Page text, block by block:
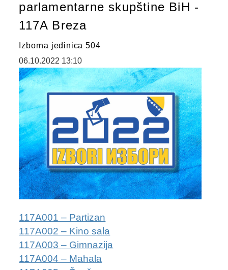
parlamentarne skupštine BiH -
117A Breza
Izborna jedinica 504
06.10.2022 13:10
117A001 – Partizan
117A002 – Kino sala
117A003 – Gimnazija
117A004 – Mahala
2026. GODINA
2025. GODINA
2024. GODINA
2023. GODINA
2022. GODINA
2021. GODINA
2020. GODINA
2019. GODINA
2018. GODINA
2017. GODINA
2016. GODINA
2015. GODINA